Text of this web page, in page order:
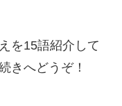
を15語紹介して
きへどうぞ！